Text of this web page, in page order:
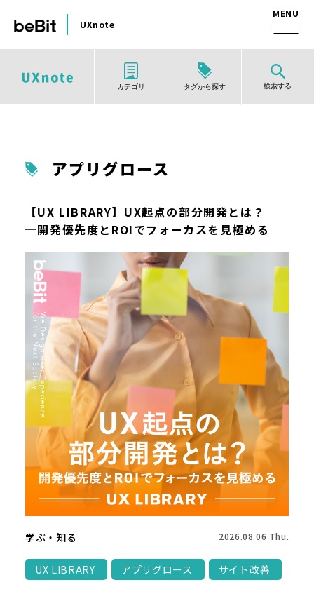
UXnote
カテゴリ タグから探す 検索する
アプリグロース
【UX LIBRARY】UX起点の部分開発とは？
─開発優先度とROIでフォーカスを見極める
学ぶ・知る 2026.08.06 Thu.
UX LIBRARY アプリグロース サイト改善